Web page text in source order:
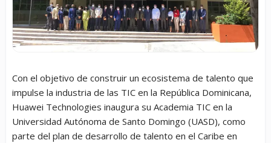
Con el objetivo de construir un ecosistema de talento que
impulse la industria de las TIC en la República Dominicana,
Huawei Technologies inaugura su Academia TIC en la
Universidad Autónoma de Santo Domingo (UASD), como
parte del plan de desarrollo de talento en el Caribe en